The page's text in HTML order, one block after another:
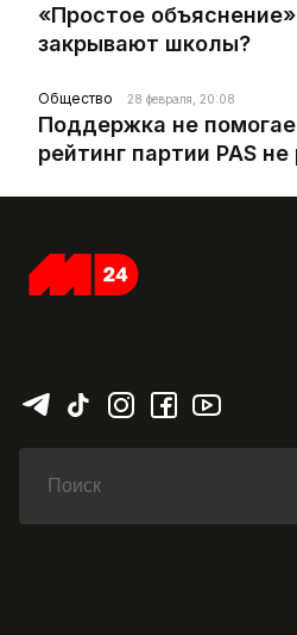
«Простое
закрывают школы?
Общество 28 февраля, 20:08
Поддержка не
рейтинг партии PAS